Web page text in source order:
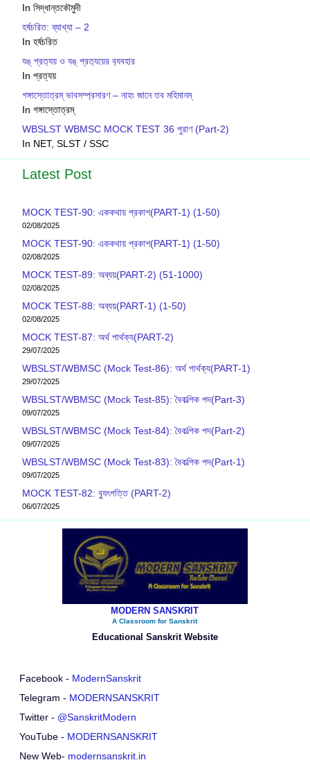
In সিদ্ধান্তকৌমুদী
হর্ষচরিত: ব্যাখ্যা – 2
In হর্ষচরিত
যঙ্ প্রত‍্যয় ও যঙ্ প্রত‍্যয়ের ব‍্যবহার
In প্রত্যয়
গঙ্গাস্তোত্রম্ ভাবসম্প্রসারণ – নাহং জানে তব মহিমানম্
In গঙ্গাস্তোত্রম্
WBSLST WBMSC MOCK TEST 36 পুরাণ (Part-2)
In NET, SLST / SSC
Latest Post
MOCK TEST-90: এককথায় প্রকাশ(PART-1) (1-50)
02/08/2025
MOCK TEST-90: এককথায় প্রকাশ(PART-1) (1-50)
02/08/2025
MOCK TEST-89: অব্যয়(PART-2) (51-1000)
02/08/2025
MOCK TEST-88: অব্যয়(PART-1) (1-50)
02/08/2025
MOCK TEST-87: অর্থ পার্থক্য(PART-2)
29/07/2025
WBSLST/WBMSC (Mock Test-86): অর্থ পার্থক্য(PART-1)
29/07/2025
WBSLST/WBMSC (Mock Test-85): বৈকল্পিক পদ(Part-3)
09/07/2025
WBSLST/WBMSC (Mock Test-84): বৈকল্পিক পদ(Part-2)
09/07/2025
WBSLST/WBMSC (Mock Test-83): বৈকল্পিক পদ(Part-1)
09/07/2025
MOCK TEST-82: ব‍্যুৎপত্তি (PART-2)
06/07/2025
MODERN SANSKRIT
A Classroom for Sanskrit
Educational Sanskrit Website
Facebook - ModernSanskrit
Telegram - MODERNSANSKRIT
Twitter - @SanskritModern
YouTube - MODERNSANSKRIT
New Web- modernsanskrit.in